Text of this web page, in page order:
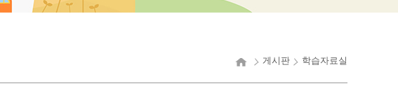
게시판 학습자료실